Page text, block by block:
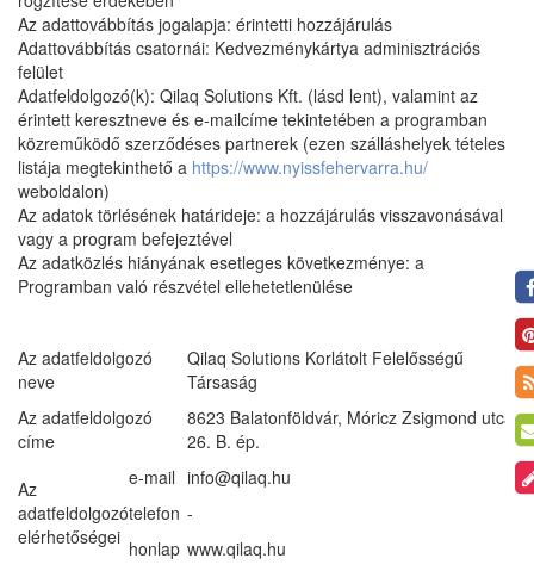
Az adattovábbítás jogalapja: érintetti hozzájárulás
Adattovábbítás csatornái: Kedvezménykártya adminisztrációs
felület
Adatfeldolgozó(k): Qilaq Solutions Kft. (lásd lent), valamint az
érintett keresztneve és e-mailcíme tekintetében a programban
közreműködő szerződéses partnerek (ezen szálláshelyek tételes
listája megtekinthető a https://www.nyissfehervarra.hu/
weboldalon)
Az adatok törlésének határideje: a hozzájárulás visszavonásával
vagy a program befejeztével
Az adatközlés hiányának esetleges következménye: a
Programban való részvétel ellehetetlenülése
Az adatfeldolgozó
neve
Qilaq Solutions Korlátolt Felelősségű
Társaság
Az adatfeldolgozó
címe
8623 Balatonföldvár, Móricz Zsigmond utca
26. B. ép.
Az
adatfeldolgozó
elérhetőségei
e-mail info@qilaq.hu
telefon -
honlap www.qilaq.hu